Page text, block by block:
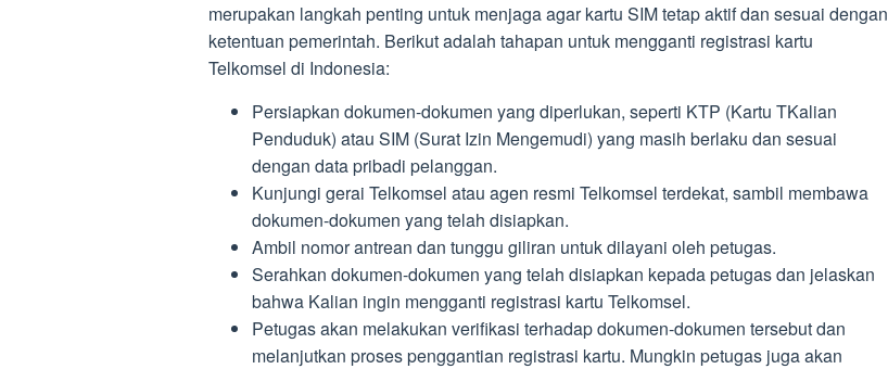
merupakan langkah penting untuk menjaga agar kartu SIM tetap aktif dan sesuai dengan
ketentuan pemerintah. Berikut adalah tahapan untuk mengganti registrasi kartu
Telkomsel di Indonesia:
Persiapkan dokumen-dokumen yang diperlukan, seperti KTP (Kartu TKalian
Penduduk) atau SIM (Surat Izin Mengemudi) yang masih berlaku dan sesuai
dengan data pribadi pelanggan.
Kunjungi gerai Telkomsel atau agen resmi Telkomsel terdekat, sambil membawa
dokumen-dokumen yang telah disiapkan.
Ambil nomor antrean dan tunggu giliran untuk dilayani oleh petugas.
Serahkan dokumen-dokumen yang telah disiapkan kepada petugas dan jelaskan
bahwa Kalian ingin mengganti registrasi kartu Telkomsel.
Petugas akan melakukan verifikasi terhadap dokumen-dokumen tersebut dan
melanjutkan proses penggantian registrasi kartu. Mungkin petugas juga akan